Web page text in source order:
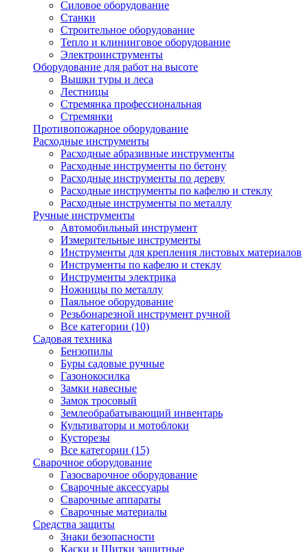
Силовое оборудование
Станки
Строительное оборудование
Тепло и клининговое оборудование
Электроинструменты
Оборудование для работ на высоте
Вышки туры и леса
Лестницы
Стремянка профессиональная
Стремянки
Противопожарное оборудование
Расходные инструменты
Расходные абразивные инструменты
Расходные инструменты по бетону
Расходные инструменты по дереву
Расходные инструменты по кафелю и стеклу
Расходные инструменты по металлу
Ручные инструменты
Автомобильный инструмент
Измерительные инструменты
Инструменты для крепления листовых материалов
Инструменты по кафелю и стеклу
Инструменты электрика
Ножницы по металлу
Паяльное оборудование
Резьбонарезной инструмент ручной
Все категории (10)
Садовая техника
Бензопилы
Буры садовые ручные
Газонокосилка
Замки навесные
Замок тросовый
Землеобрабатывающий инвентарь
Культиваторы и мотоблоки
Кусторезы
Все категории (15)
Сварочное оборудование
Газосварочное оборудование
Сварочные аксессуары
Сварочные аппараты
Сварочные материалы
Средства защиты
Знаки безопасности
Каски и Щитки защитные